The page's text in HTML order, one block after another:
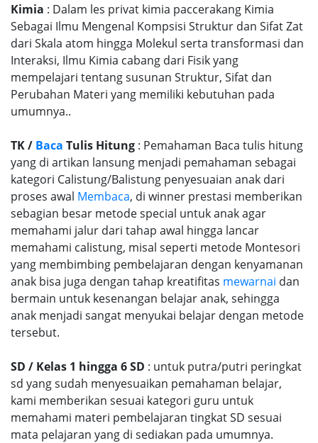
Kimia : Dalam les privat kimia paccerakang Kimia
Sebagai Ilmu Mengenal Kompsisi Struktur dan Sifat Zat
dari Skala atom hingga Molekul serta transformasi dan
Interaksi, Ilmu Kimia cabang dari Fisik yang
mempelajari tentang susunan Struktur, Sifat dan
Perubahan Materi yang memiliki kebutuhan pada
umumnya..
TK / Baca Tulis Hitung : Pemahaman Baca tulis hitung
yang di artikan lansung menjadi pemahaman sebagai
kategori Calistung/Balistung penyesuaian anak dari
proses awal Membaca, di winner prestasi memberikan
sebagian besar metode special untuk anak agar
memahami jalur dari tahap awal hingga lancar
memahami calistung, misal seperti metode Montesori
yang membimbing pembelajaran dengan kenyamanan
anak bisa juga dengan tahap kreatifitas mewarnai dan
bermain untuk kesenangan belajar anak, sehingga
anak menjadi sangat menyukai belajar dengan metode
tersebut.
SD / Kelas 1 hingga 6 SD : untuk putra/putri peringkat
sd yang sudah menyesuaikan pemahaman belajar,
kami memberikan sesuai kategori guru untuk
memahami materi pembelajaran tingkat SD sesuai
mata pelajaran yang di sediakan pada umumnya.